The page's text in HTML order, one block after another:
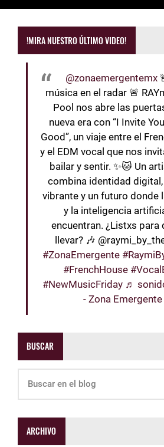
!MIRA NUESTRO ÚLTIMO VIDEO!
@zonaemergentemx
música en el radar 🚨
Pool nos abre las
nueva era con “I Invite
Good”, un viaje entre el
y el EDM vocal que nos
bailar y sentir. ✨🐱 Un
combina identidad digital,
vibrante y un futuro donde
y la inteligencia
encuentran. ¿Listxs para
llevar? 🎶
#ZonaEmergente
#FrenchHouse
#NewMusicFriday ♬
- Zona Emergente
BUSCAR
ARCHIVO